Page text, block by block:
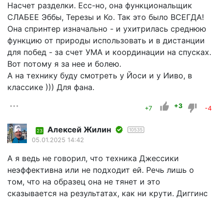
Насчет разделки. Есс-но, она функциональщик
СЛАБЕЕ Эббы, Терезы и Ко. Так это было ВСЕГДА!
Она спринтер изначально - и ухитрилась среднюю
функцию от природы использовать и в дистанции
для побед - за счет УМА и координации на спусках.
Вот потому я за нее и болею.
А на технику буду смотреть у Йоси и у Ииво, в
классике ))) Для фана.
+7 +3 -4
23 Алексей Жилин 10535
05.01.2025 14:42
А я ведь не говорил, что техника Джессики
неэффективна или не подходит ей. Речь лишь о
том, что на образец она не тянет и это
сказывается на результатах, как ни крути. Диггинс